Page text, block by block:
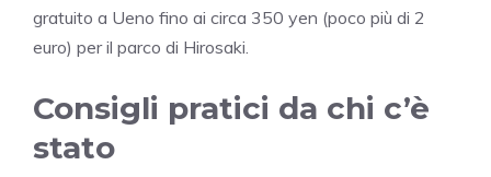
gratuito a Ueno fino ai circa 350 yen (poco più di 2
euro) per il parco di Hirosaki.
Consigli pratici da chi c’è
stato